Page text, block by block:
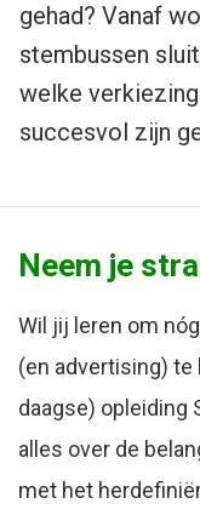
gehad? Vanaf
stembussen
welke
succesvol zijn
Neem je
Wil jij leren om
(en advertising) te
daagse) opleiding
alles over de
met het